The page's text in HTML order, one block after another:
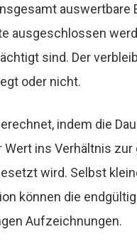
auswertbare
ausgeschlossen
sind. Der
oder nicht.
indem die
ins Verhältnis
wird. Selbst
können die
Aufzeichnungen.